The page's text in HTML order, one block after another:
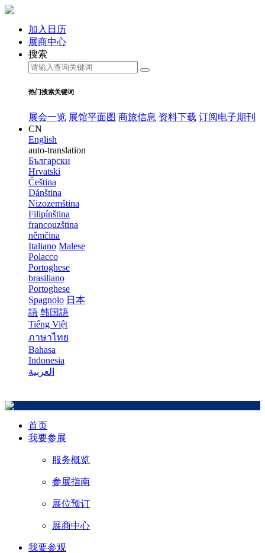
加入日历
展商中心
搜索
热门搜索关键词
展会一览 展馆平面图 商旅信息 资料下载 订阅电子期刊
CN
English
auto-translation
Български
Hrvatski
Čeština
Dánština
Nizozemština
Filipínština
francouzština
němčina
Italiano Malese
Polacco
Portoghese
brasiliano
Portoghese
Spagnolo 日本
語 韩国語
Tiếng Việt
ภาษาไทย
Bahasa
Indonesia
العربية
首页
我要参展
服务概览
参展指南
展位预订
展商中心
我要参观